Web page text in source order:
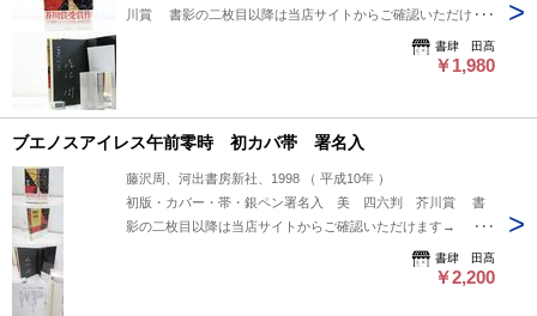
川賞 書影の二枚目以降は当店サイトからご確認いただけま
す→ https://www.shoshitakou.com/items/55356503
書肆 田髙
￥1,980
ブエノスアイレス午前零時 初カバ帯 署名入
藤沢周、河出書房新社、1998 （ 平成10年 ）
初版・カバー・帯・銀ペン署名入 美 四六判 芥川賞 書
影の二枚目以降は当店サイトからご確認いただけます→
書肆 田髙
￥2,200